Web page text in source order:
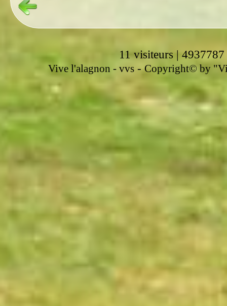
11 visiteurs | 4937787
Vive l'alagnon - vvs -Copyright© by